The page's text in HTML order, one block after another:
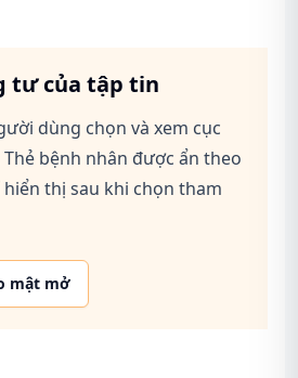
tư của tập tin
dùng chọn và xem cục
bệnh nhân được ẩn theo
hiển thị sau khi chọn tham
mật mở